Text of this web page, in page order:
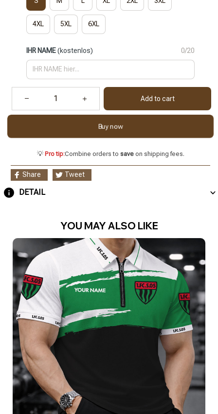
4XL 5XL 6XL
IHR NAME(kostenlos) 0/20
Add to cart
Buy now
💡 Pro tip:Combine orders to saveon shipping fees.
Share Tweet
DETAIL
YOU MAY ALSO LIKE